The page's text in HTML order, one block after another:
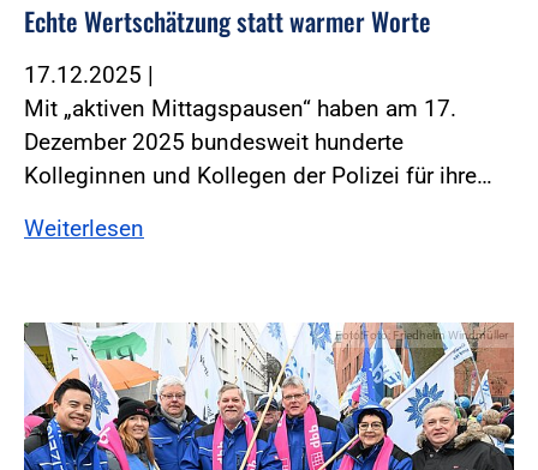
Echte Wertschätzung statt warmer Worte
17.12.2025 |
Mit „aktiven Mittagspausen“ haben am 17.
Dezember 2025 bundesweit hunderte
Kolleginnen und Kollegen der Polizei für ihre…
Weiterlesen
Foto:Foto: Friedhelm Windmüller